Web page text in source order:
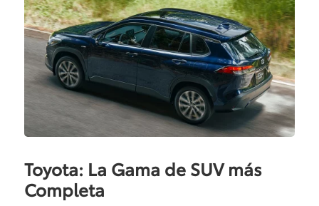
Toyota: La Gama de SUV más
Completa